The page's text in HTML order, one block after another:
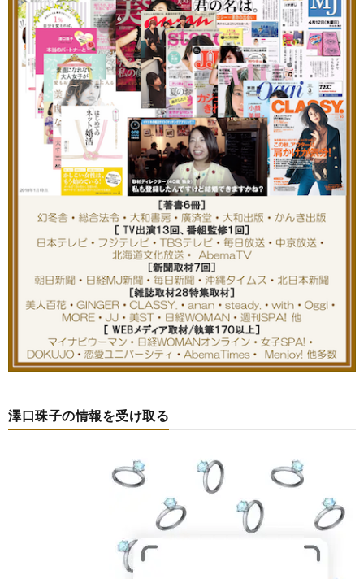
澤口珠子の情報を受け取る